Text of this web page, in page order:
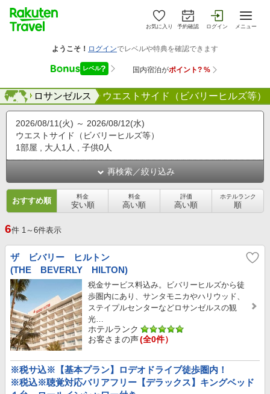
お気に入り 予約確認 ログイン メニュー
海外ロサンゼルス ウエストサイド（ビバリーヒルズ等）
海外
2026/08/11(火)
2026/08/12(水)
ウエストサイド（ビバリーヒルズ等）
1部屋
大人1人 子供0人
再検索／絞り込み
おすすめ順 料金
安い順
料金
高い順
評価
高い順
ホテルランク
順
6件 1～6件表示
ザ ビバリー ヒルトン
(THE BEVERLY HILTON)
税金サービス料込み。ビバリーヒルズから徒
歩圏内にあり、サンタモニカやハリウッド、
ステイプルセンターなどロサンゼルスの観
光…
ホテルランク
お客さまの声(全0件）
※税サ込※【基本プラン】ロデオドライブ徒歩圏内！
※税込※聴覚対応バリアフリー【デラックス】キングベッド